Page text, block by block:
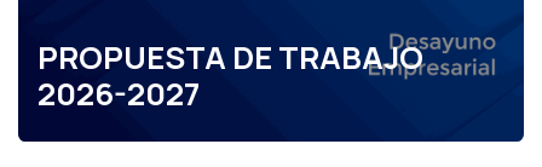
PROPUESTA DE TRABAJO
2026-2027